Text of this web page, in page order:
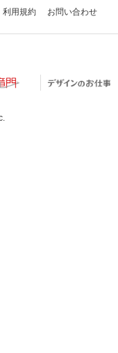
利用規約 お問い合わせ